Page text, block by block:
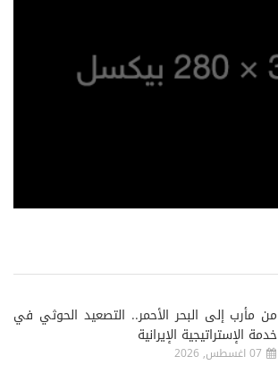
من مأرب إلى البحر الأحمر.. التصعيد الحوثي في
خدمة الإستراتيجية الإيرانية
07 اغسطس, 2026